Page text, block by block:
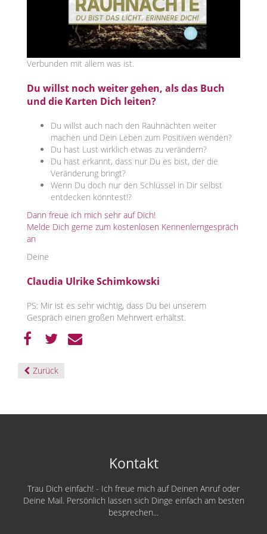
Verbunden mit allem was ist.
Du willst noch weiter gehen, als das Buch
und die Karten Dich leiten?
Du willst auch nach den Rauhnächten weiter
machen und Dein Leben zum Positiven wenden?
Du hast Lust wirklich etwas zu verändern?
Du hast erkannt, dass nur Du es bist, der die
Veränderung bringt?
Wenn Du doch nur den Schlüssel in Dir selbst
entdecken könntest!?
Dann freue ich mich sehr auf Dich!
Melde Dich gerne zum kostenlosen Kennenlerngespräch
an
Deine
Claudia Ulrike Schimkowski
PS: Mir ist es sehr wichtig, dass Du bei unserem
Gespräch einen großen Mehrwert erhältst.
Zurück
Kontakt
Trau Dich einfach! - Ich freue mich auf Deinen Anruf oder
Deine Mail. Persönlich lassen sich Dinge einfach am besten
besprechen...